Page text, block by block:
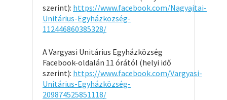
szerint): https://www.facebook.com/Nagyajtai-
Unitárius-Egyházközség-
112446860385328/
A Vargyasi Unitárius Egyházközség
Facebook-oldalán 11 órától (helyi idő
szerint): https://www.facebook.com/Vargyasi-
Unitárius-Egyházközség-
209874525851118/